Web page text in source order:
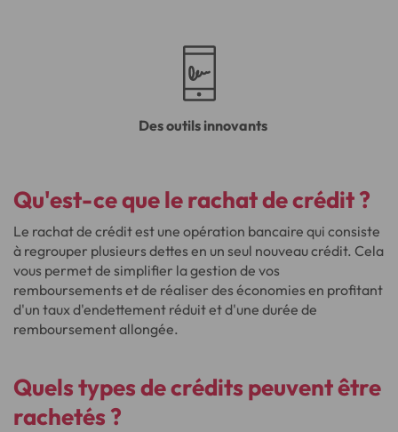
Des outils innovants
Qu'est-ce que le rachat de crédit ?
Le rachat de crédit est une opération bancaire qui consiste
à regrouper plusieurs dettes en un seul nouveau crédit. Cela
vous permet de simplifier la gestion de vos
remboursements et de réaliser des économies en profitant
d'un taux d'endettement réduit et d'une durée de
remboursement allongée.
Quels types de crédits peuvent être
rachetés ?